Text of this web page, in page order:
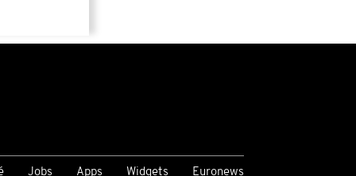
Jobs Apps Widgets Euronews